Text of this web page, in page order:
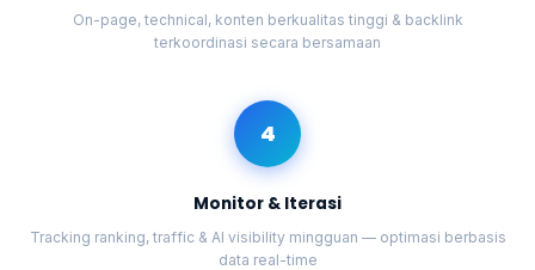
On-page, technical, konten berkualitas tinggi & backlink
terkoordinasi secara bersamaan
4
Monitor & Iterasi
Tracking ranking, traffic & AI visibility mingguan — optimasi berbasis
data real-time